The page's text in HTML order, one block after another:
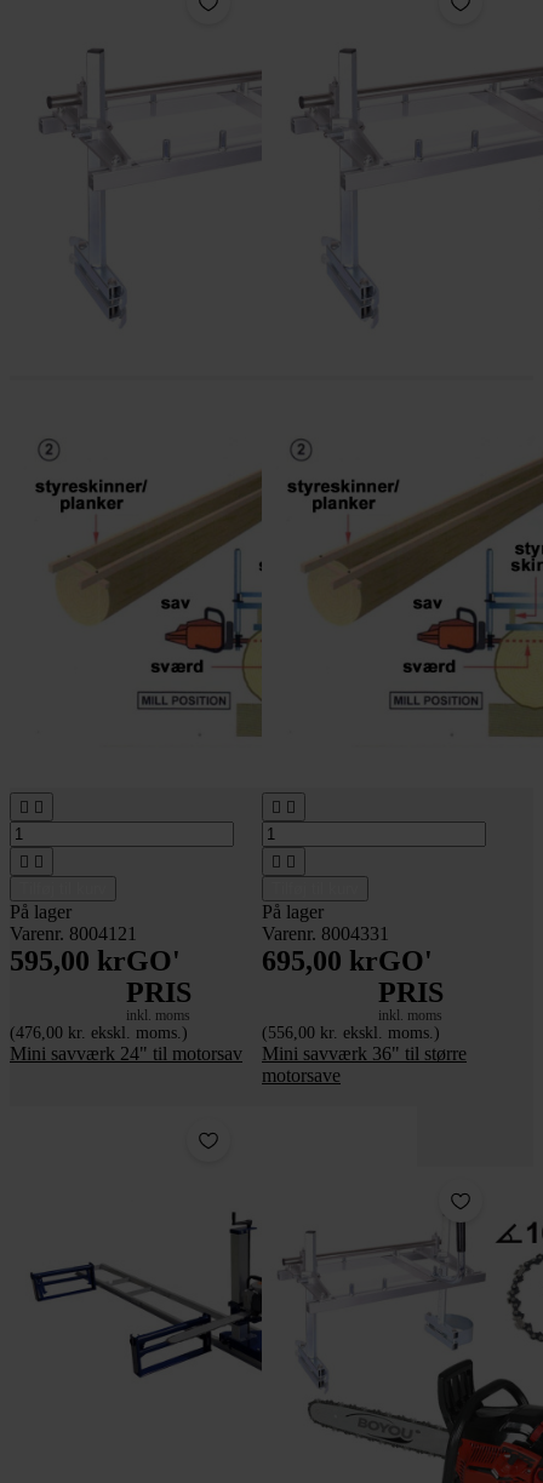
 
 
På lager
Varenr. 8004121
595,00 krGO'
PRIS
inkl. moms
(476,00 kr. ekskl. moms.)
Mini savværk 24" til motorsav
 
 
På lager
Varenr. 8004331
695,00 krGO'
PRIS
inkl. moms
(556,00 kr. ekskl. moms.)
Mini savværk 36" til større
motorsave